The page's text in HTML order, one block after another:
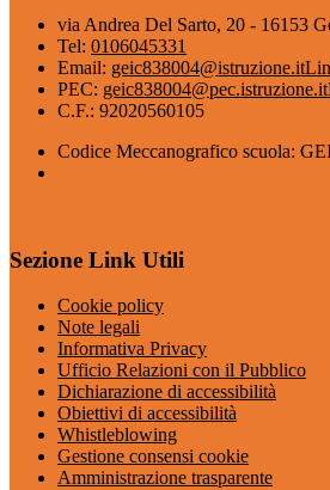
via Andrea Del Sarto, 20 - 16153
Tel: 0106045331
Email: geic838004@istruzione.it
PEC: geic838004@pec.istruzione.it
C.F.: 92020560105
Codice Meccanografico scuola:
Sezione Link Utili
Cookie policy
Note legali
Informativa Privacy
Ufficio Relazioni con il Pubblico
Dichiarazione di accessibilità
Obiettivi di accessibilità
Whistleblowing
Gestione consensi cookie
Amministrazione trasparente